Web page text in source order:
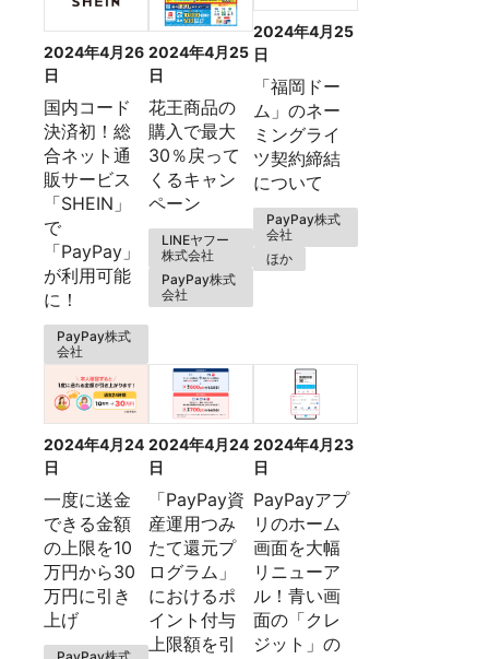
2024年4月26
日
国内コード
決済初！総
合ネット通
販サービス
「SHEIN」
で
「PayPay」
が利用可能
に！
PayPay株式
会社
2024年4月25
日
花王商品の
購入で最大
30％戻って
くるキャン
ペーン
LINEヤフー
株式会社
PayPay株式
会社
2024年4月25
日
「福岡ドー
ム」のネー
ミングライ
ツ契約締結
について
PayPay株式
会社
ほか
2024年4月24
日
一度に送金
できる金額
の上限を10
万円から30
万円に引き
上げ
2024年4月24
日
「PayPay資
産運用つみ
たて還元プ
ログラム」
におけるポ
イント付与
上限額を引
2024年4月23
日
PayPayアプ
リのホーム
画面を大幅
リニューア
ル！青い画
面の「クレ
ジット」の